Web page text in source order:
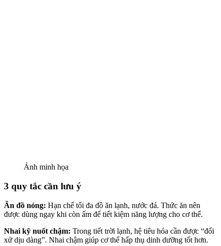
Ảnh minh họa
3 quy tắc cần lưu ý
Ăn đồ nóng: Hạn chế tối đa đồ ăn lạnh, nước đá. Thức ăn nên
được dùng ngay khi còn ấm để tiết kiệm năng lượng cho cơ thể.
Nhai kỹ nuốt chậm: Trong tiết trời lạnh, hệ tiêu hóa cần được “đối
xử dịu dàng”. Nhai chậm giúp cơ thể hấp thụ dinh dưỡng tốt hơn.